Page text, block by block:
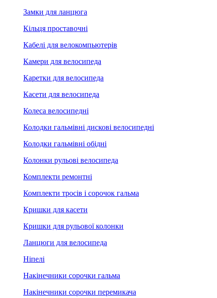
Замки для ланцюга
Кільця проставочні
Кабелі для велокомпьютерів
Камери для велосипеда
Каретки для велосипеда
Касети для велосипеда
Колеса велосипедні
Колодки гальмівні дискові велосипедні
Колодки гальмівні обідні
Колонки рульові велосипеда
Комплекти ремонтні
Комплекти тросів і сорочок гальма
Кришки для касети
Кришки для рульової колонки
Ланцюги для велосипеда
Ніпелі
Накінечники сорочки гальма
Накінечники сорочки перемикача